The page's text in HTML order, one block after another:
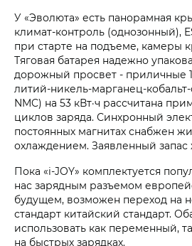
У «Эволюта» есть панорамная
климат-контроль (однозонный),
при старте на подъеме, камеры
Тяговая батарея надежно
дорожный просвет - приличные
литий-никель-марганец-
NMC) на 53 кВт·ч рассчитана
циклов заряда. Синхронный
постоянных магнитах снабжен
охлаждением. Заявленный запас
Пока «i‑JOY» комплектуется
нас зарядным разъемом
будущем, возможен переход на
стандарт китайский стандарт.
использовать как переменный,
на быстрых зарядках.